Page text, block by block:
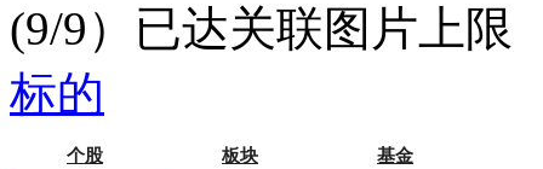
(9/9）已达关联图片上限
标的
个股 板块 基金